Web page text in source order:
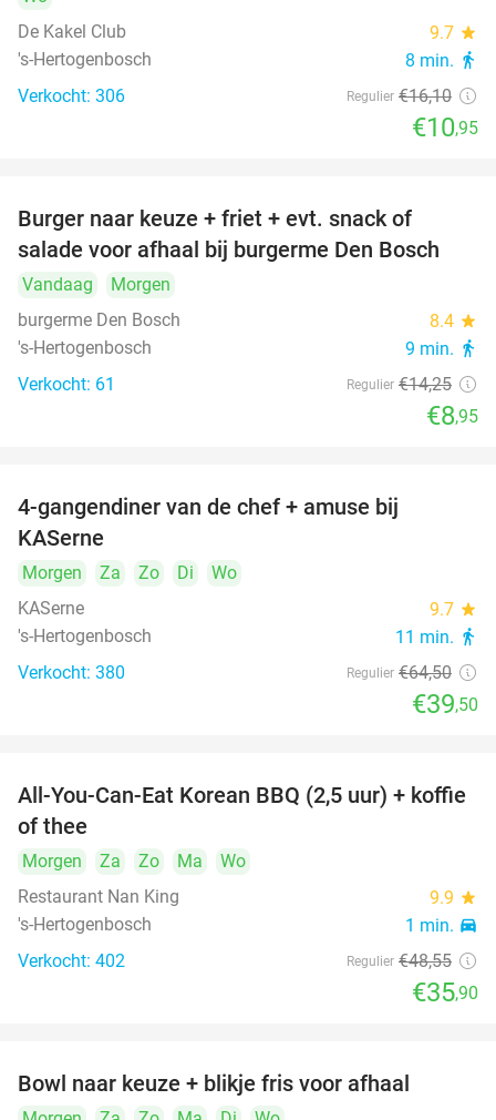
De Kakel Club
9.7 star
's-Hertogenbosch 8 min. directions_walk
Verkocht: 306 Regulier €16,10
€10,95
Burger naar keuze + friet + evt. snack of
salade voor afhaal bij burgerme Den Bosch
Vandaag
Morgen
burgerme Den Bosch
8.4 star
's-Hertogenbosch 9 min. directions_walk
Verkocht: 61 Regulier €14,25
€8,95
4-gangendiner van de chef + amuse bij
KASerne
Morgen Za Zo Di
Wo
KASerne
9.7 star
's-Hertogenbosch 11 min. directions_walk
Verkocht: 380 Regulier €64,50
€39,50
26%
All-You-Can-Eat Korean BBQ (2,5 uur) + koffie
of thee
Morgen Za Zo Ma
Wo
Restaurant Nan King
9.9 star
's-Hertogenbosch 1 min. directions_car
Verkocht: 402 Regulier €48,55
€35,90
Bowl naar keuze + blikje fris voor afhaal